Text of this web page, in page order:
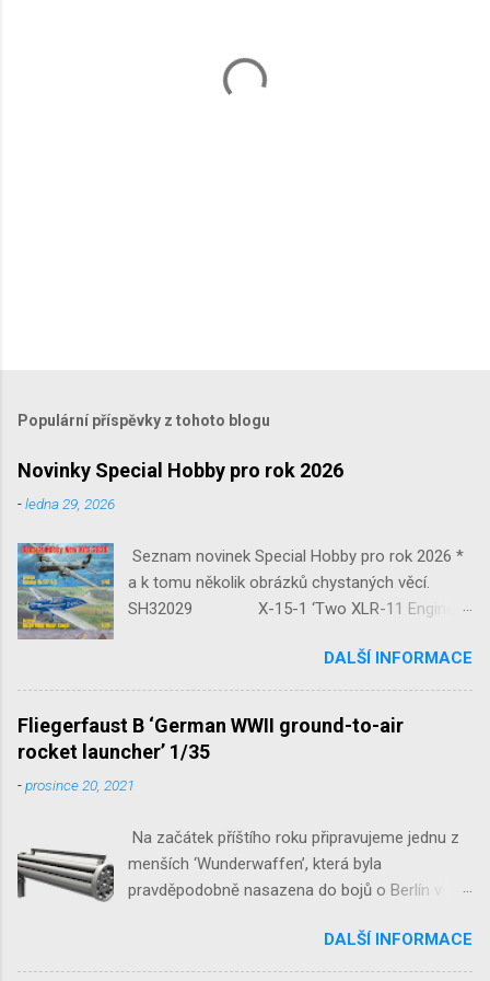
Populární příspěvky z tohoto blogu
Novinky Special Hobby pro rok 2026
-ledna 29, 2026
Seznam novinek Special Hobby pro rok 2026 *
a k tomu několik obrázků chystaných věcí.
SH32029 X-15-1 ‘Two XLR-11 Engines’
‘Guardians of Sion’ 1/32 SH32092
JB-2 Loon ‘US Version of V-1 Missile’
1/32 1/32 SH48052 Seafire
Mk.III 1/48 reissue SH48160
Baltimore Mk.I 1/48 ...
DALŠÍ INFORMACE
Fliegerfaust B ‘German WWII ground-to-air
rocket launcher’ 1/35
-prosince 20, 2021
Na začátek příštího roku připravujeme jednu z
menších ‘Wunderwaffen’, která byla
pravděpodobně nasazena do bojů o Berlín v
raketovou protiletadlovou zbraň. V setu 3148
detailní odlitky této zbraně, v měřítku 1/35,
DALŠÍ INFORMACE